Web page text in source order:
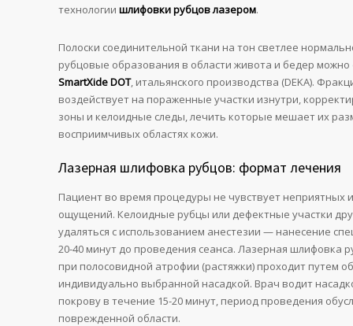
технологии шлифовки рубцов лазером.
Полоски соединительной ткани на тон светлее
рубцовые образования в области живота и бедер
SmartXide DOT, итальянского производства (DEKA).
воздействует на пораженные участки изнутри,
зоны и келоидные следы, лечить которые мешает их
восприимчивых областях кожи.
Лазерная шлифовка рубцов: формат лечения
Пациент во время процедуры не чувствует неприятных
ощущений. Келоидные рубцы или дефектные участки
удаляться с использованием анестезии — нанесение
20-40 минут до проведения сеанса. Лазерная шлифовка
при полосовидной атрофии (растяжки) проходит путем
индивидуально выбранной насадкой. Врач водит
покрову в течение 15-20 минут, период проведения
поврежденной области.